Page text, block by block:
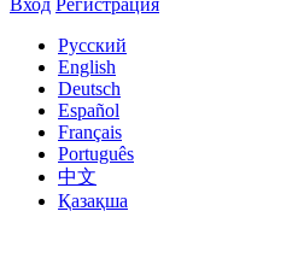
Вход Регистрация
Русский
English
Deutsch
Español
Français
Português
中文
Қазақша